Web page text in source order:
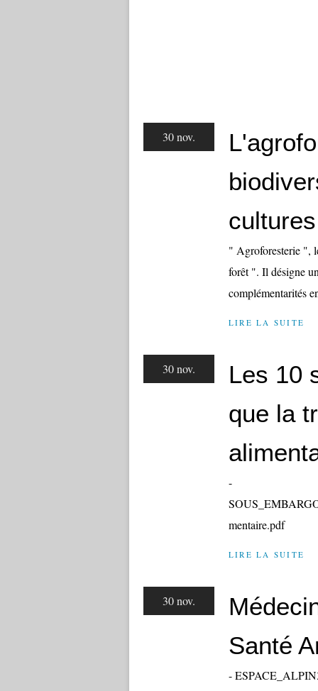
30 nov.
" Agroforesterie ",
forêt ". Il désigne
complémentarités
LIRE LA SUITE
30 nov.
Les 10
que la
-
mentaire.pdf
LIRE LA SUITE
30 nov.
Santé
-